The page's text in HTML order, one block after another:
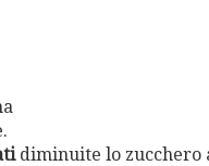
diminuite lo zucchero